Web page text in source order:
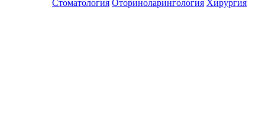
Стоматология Оториноларингология Хирургия